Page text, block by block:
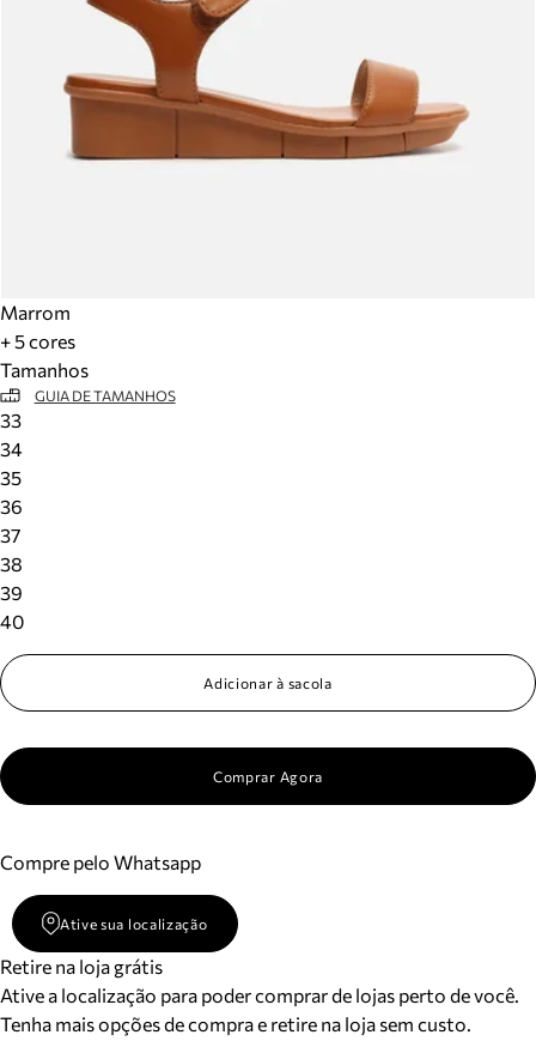
Marrom
+ 5 cores
Tamanhos
GUIA DE TAMANHOS
33
34
35
36
37
38
39
40
Adicionar à sacola
Comprar Agora
Compre pelo Whatsapp
Ative sua localização
Retire na loja grátis
Ative a localização para poder comprar de lojas perto de você.
Tenha mais opções de compra e retire na loja sem custo.